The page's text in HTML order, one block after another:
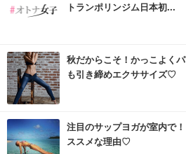
トランポリンジム日本初...
秋だからこそ！かっこよく
も引き締めエクササイズ♡
注目のサップヨガが室内で
ススメな理由♡